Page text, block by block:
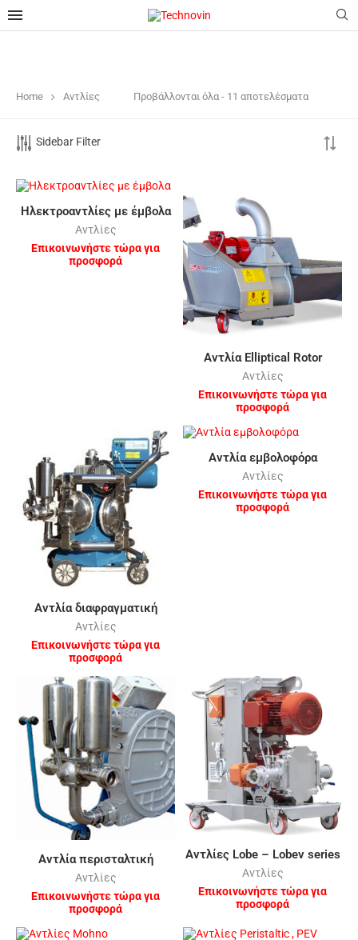
Home Αντλίες Προβάλλονται όλα - 11 αποτελέσματα
Sidebar Filter
Hλεκτροαντλίες με έμβολα
Αντλίες
Επικοινωνήστε τώρα για
προσφορά
Αντλία Elliptical Rotor
Αντλίες
Επικοινωνήστε τώρα για
προσφορά
Αντλία διαφραγματική
Αντλίες
Επικοινωνήστε τώρα για
προσφορά
Αντλία εμβολοφόρα
Αντλίες
Επικοινωνήστε τώρα για
προσφορά
Αντλία περισταλτική
Αντλίες
Επικοινωνήστε τώρα για
προσφορά
Αντλίες Lobe – Lobev series
Αντλίες
Επικοινωνήστε τώρα για
προσφορά